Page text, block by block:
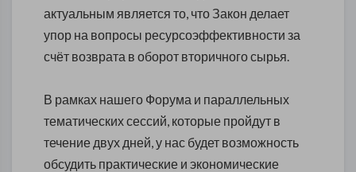
актуальным является то, что Закон делает
упор на вопросы ресурсоэффективности за
счёт возврата в оборот вторичного сырья.
В рамках нашего Форума и параллельных
тематических сессий, которые пройдут в
течение двух дней, у нас будет возможность
обсудить практические и экономические